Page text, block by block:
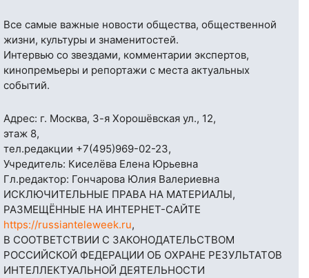
Все самые важные новости общества, общественной
жизни, культуры и знаменитостей.
Интервью со звездами, комментарии экспертов,
кинопремьеры и репортажи с места актуальных
событий.
Адрес: г. Москва, 3-я Хорошёвская ул., 12,
этаж 8,
тел.редакции +7(495)969-02-23,
Учредитель: Киселёва Елена Юрьевна
Гл.редактор: Гончарова Юлия Валериевна
ИСКЛЮЧИТЕЛЬНЫЕ ПРАВА НА МАТЕРИАЛЫ,
РАЗМЕЩЁННЫЕ НА ИНТЕРНЕТ-САЙТЕ
https://russianteleweek.ru,
В СООТВЕТСТВИИ С ЗАКОНОДАТЕЛЬСТВОМ
РОССИЙСКОЙ ФЕДЕРАЦИИ ОБ ОХРАНЕ РЕЗУЛЬТАТОВ
ИНТЕЛЛЕКТУАЛЬНОЙ ДЕЯТЕЛЬНОСТИ